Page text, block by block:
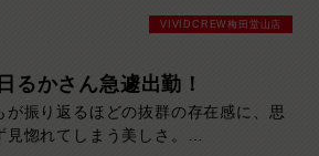
ような優しさに、気づけば心を奪われ
と間違いなし。大人の余裕と親しみや
きたい注目の女性です。
は一切ありません。「断りづらい…」
づいたら予算オーバーしていた…」そ
心配をせず、決めた時間・予算の中で
に楽しめます。余計な駆け引きはな
VIVIDCREW梅田堂山店
るかさん急遽出勤！
が振り返るほどの抜群の存在感に、思
見惚れてしまう美しさ。